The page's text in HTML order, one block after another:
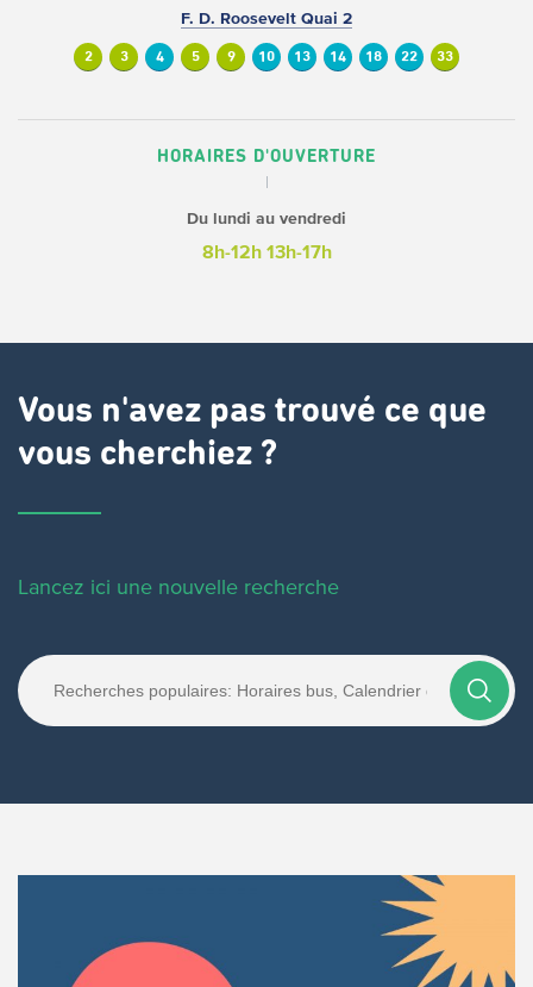
F. D. Roosevelt Quai 2
2 3 4 5 9 10 13 14 18 22 33
HORAIRES D'OUVERTURE
Du lundi au vendredi
8h-12h13h-17h
Vous n'avez pas trouvé ce que
vous cherchiez ?
Lancez ici une nouvelle recherche